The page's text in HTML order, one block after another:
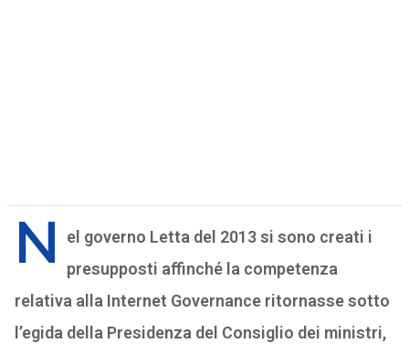
N
el governo Letta del 2013 si sono creati i
presupposti affinché la competenza
relativa alla Internet Governance ritornasse sotto
l’egida della Presidenza del Consiglio dei ministri,